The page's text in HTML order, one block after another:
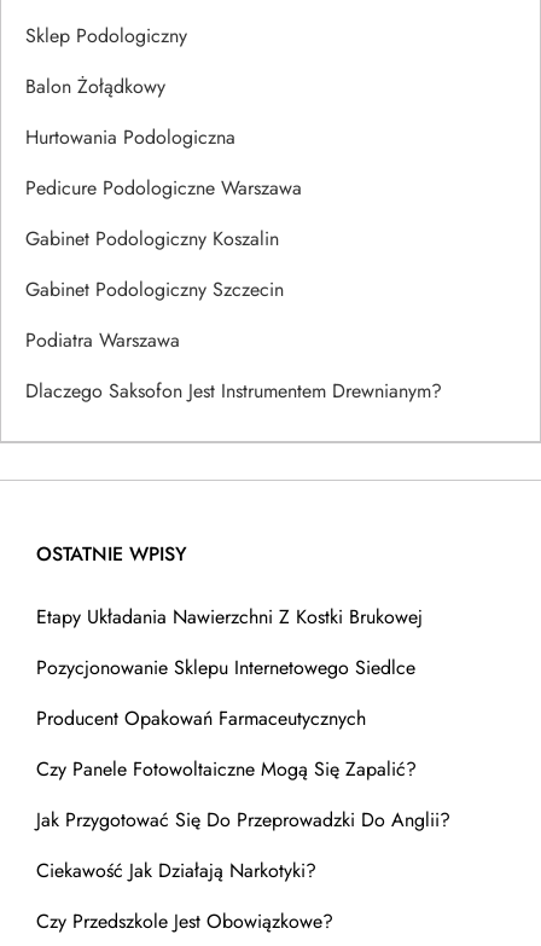
Sklep Podologiczny
Balon Żołądkowy
Hurtowania Podologiczna
Pedicure Podologiczne Warszawa
Gabinet Podologiczny Koszalin
Gabinet Podologiczny Szczecin
Podiatra Warszawa
Dlaczego Saksofon Jest Instrumentem Drewnianym?
OSTATNIE WPISY
Etapy Układania Nawierzchni Z Kostki Brukowej
Pozycjonowanie Sklepu Internetowego Siedlce
Producent Opakowań Farmaceutycznych
Czy Panele Fotowoltaiczne Mogą Się Zapalić?
Jak Przygotować Się Do Przeprowadzki Do Anglii?
Ciekawość Jak Działają Narkotyki?
Czy Przedszkole Jest Obowiązkowe?